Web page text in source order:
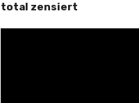
total zensiert